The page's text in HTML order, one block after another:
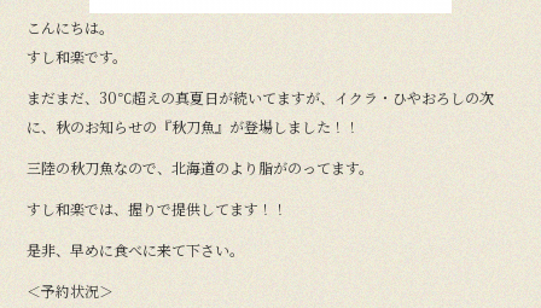
こんにちは。
すし和楽です。
まだまだ、30℃超えの真夏日が続いてますが、イクラ・ひやおろしの次
に、秋のお知らせの『秋刀魚』が登場しました！！
三陸の秋刀魚なので、北海道のより脂がのってます。
すし和楽では、握りで提供してます！！
是非、早めに食べに来て下さい。
＜予約状況＞